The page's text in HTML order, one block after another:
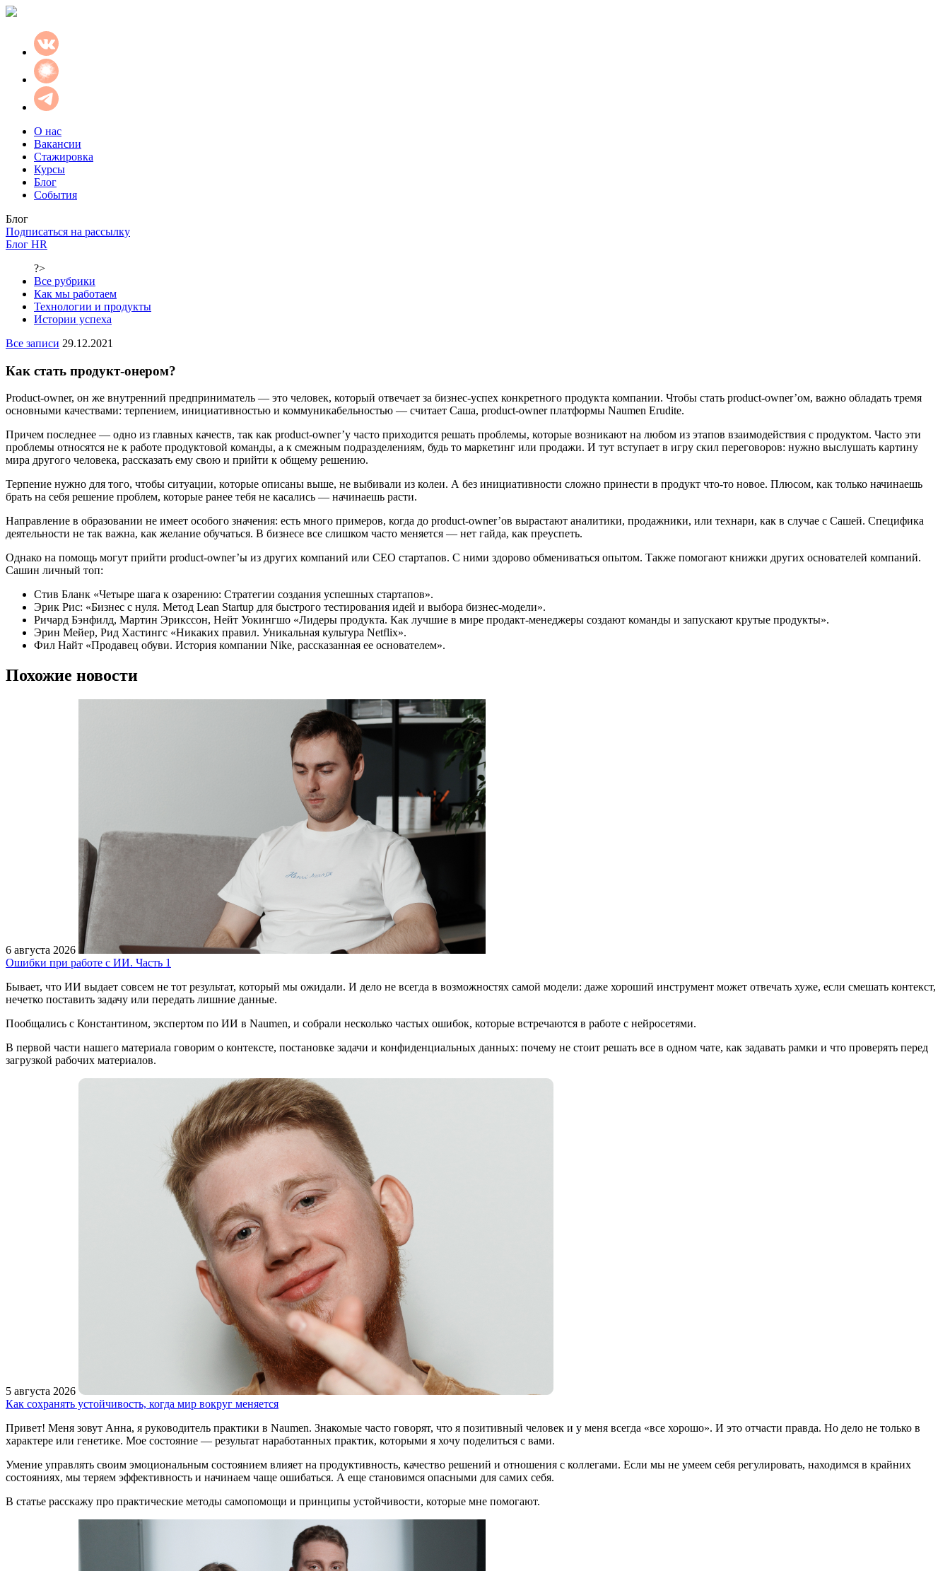
О нас
Вакансии
Стажировка
Курсы
Блог
События
Блог
Подписаться на рассылку
Блог HR
?>
Все рубрики
Как мы работаем
Технологии и продукты
Истории успеха
Все записи 29.12.2021
Как стать продукт-онером?
Product-owner, он же внутренний предприниматель — это человек, который отвечает за бизнес-успех конкретного продукта компании. Чтобы стать product-owner’ом, важно обладать тремя
основными качествами: терпением, инициативностью и коммуникабельностью — считает Саша, product-owner платформы Naumen Erudite.
Причем последнее — одно из главных качеств, так как product-owner’у часто приходится решать проблемы, которые возникают на любом из этапов взаимодействия с продуктом. Часто эти
проблемы относятся не к работе продуктовой команды, а к смежным подразделениям, будь то маркетинг или продажи. И тут вступает в игру скил переговоров: нужно выслушать картину
мира другого человека, рассказать ему свою и прийти к общему решению.
Терпение нужно для того, чтобы ситуации, которые описаны выше, не выбивали из колеи. А без инициативности сложно принести в продукт что-то новое. Плюсом, как только начинаешь
брать на себя решение проблем, которые ранее тебя не касались — начинаешь расти.
Направление в образовании не имеет особого значения: есть много примеров, когда до product-owner’ов вырастают аналитики, продажники, или технари, как в случае с Сашей. Специфика
деятельности не так важна, как желание обучаться. В бизнесе все слишком часто меняется — нет гайда, как преуспеть.
Однако на помощь могут прийти product-owner’ы из других компаний или CEO стартапов. С ними здорово обмениваться опытом. Также помогают книжки других основателей компаний.
Сашин личный топ:
Стив Бланк «Четыре шага к озарению: Стратегии создания успешных стартапов».
Эрик Рис: «Бизнес с нуля. Метод Lean Startup для быстрого тестирования идей и выбора бизнес-модели».
Ричард Бэнфилд, Мартин Эрикссон, Нейт Уокингшо «Лидеры продукта. Как лучшие в мире продакт-менеджеры создают команды и запускают крутые продукты».
Эрин Мейер, Рид Хастингс «Никаких правил. Уникальная культура Netflix».
Фил Найт «Продавец обуви. История компании Nike, рассказанная ее основателем».
Похожие новости
6 августа 2026
Ошибки при работе с ИИ. Часть 1
Бывает, что ИИ выдает совсем не тот результат, который мы ожидали. И дело не всегда в возможностях самой модели: даже хороший инструмент может отвечать хуже, если смешать контекст,
нечетко поставить задачу или передать лишние данные.
Пообщались с Константином, экспертом по ИИ в Naumen, и собрали несколько частых ошибок, которые встречаются в работе с нейросетями.
В первой части нашего материала говорим о контексте, постановке задачи и конфиденциальных данных: почему не стоит решать все в одном чате, как задавать рамки и что проверять перед
загрузкой рабочих материалов.
5 августа 2026
Как сохранять устойчивость, когда мир вокруг меняется
Привет! Меня зовут Анна, я руководитель практики в Naumen. Знакомые часто говорят, что я позитивный человек и у меня всегда «все хорошо». И это отчасти правда. Но дело не только в
характере или генетике. Мое состояние — результат наработанных практик, которыми я хочу поделиться с вами.
Умение управлять своим эмоциональным состоянием влияет на продуктивность, качество решений и отношения с коллегами. Если мы не умеем себя регулировать, находимся в крайних
состояниях, мы теряем эффективность и начинаем чаще ошибаться. А еще становимся опасными для самих себя.
В статье расскажу про практические методы самопомощи и принципы устойчивости, которые мне помогают.